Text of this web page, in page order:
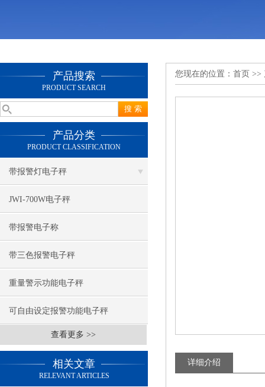
产品搜索
PRODUCT SEARCH
产品分类
PRODUCT CLASSIFICATION
带报警灯电子秤
JWI-700W电子秤
带报警电子称
带三色报警电子秤
重量警示功能电子秤
可自由设定报警功能电子秤
查看更多 >>
相关文章
RELEVANT ARTICLES
您现在的位置： 首页 >>
详细介绍